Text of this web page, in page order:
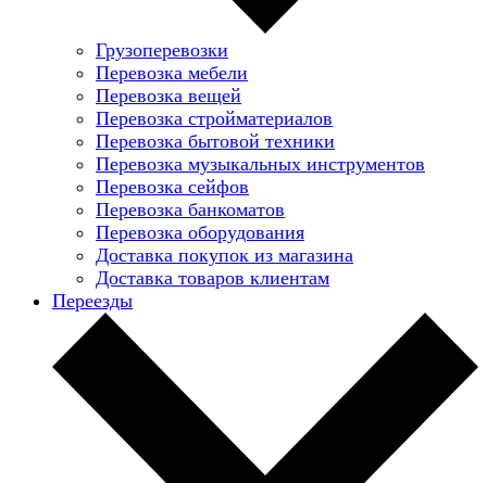
Грузоперевозки
Перевозка мебели
Перевозка вещей
Перевозка стройматериалов
Перевозка бытовой техники
Перевозка музыкальных инструментов
Перевозка сейфов
Перевозка банкоматов
Перевозка оборудования
Доставка покупок из магазина
Доставка товаров клиентам
Переезды